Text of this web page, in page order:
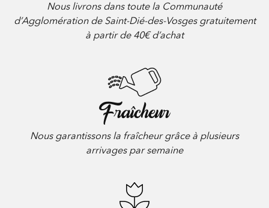
Nous livrons dans toute la Communauté
d’Agglomération de Saint-Dié-des-Vosges gratuitement
à partir de 40€ d’achat
Fraîcheur
Nous garantissons la fraîcheur grâce à plusieurs
arrivages par semaine